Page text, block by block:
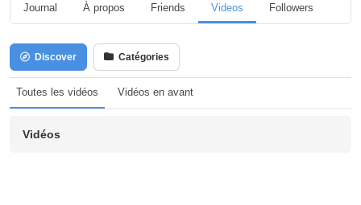
Journal À propos Friends Videos Followers
Discover Catégories
Toutes les vidéos Vidéos en avant
Vidéos